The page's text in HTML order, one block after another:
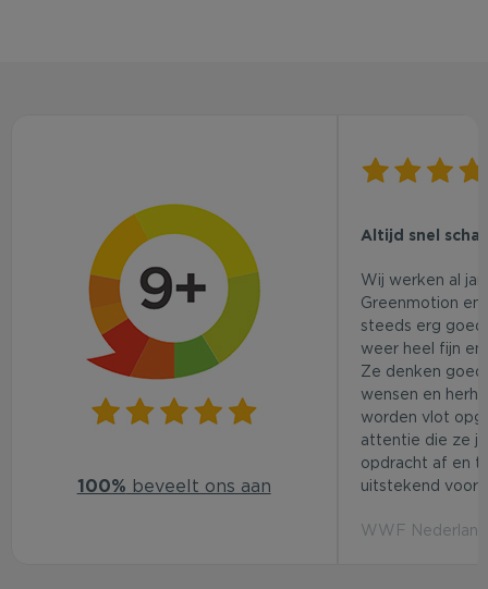
100% beveelt ons aan
Altijd snel
Wij werken al
Greenmotion en
steeds erg
weer heel fijn en
Ze denken
wensen en
worden vlot
attentie die ze
opdracht af en
uitstekend voor
WWF